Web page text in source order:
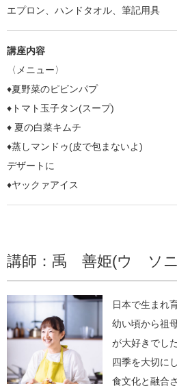
エプロン、ハンドタオル、筆記用具
講座内容
〈メニュー〉
♦︎夏野菜のピビンパプ
♦︎トマト玉子タン(スープ)
♦︎ 夏の白菜キムチ
♦︎蒸しマンドゥ(皮で包まないよ)
デザートに
♦︎ヤックァアイス
講師：禹 善姫(ウ ソニ
日本で生まれ
幼い頃から祖
が大好きでした
四季を大切に
食文化と融合